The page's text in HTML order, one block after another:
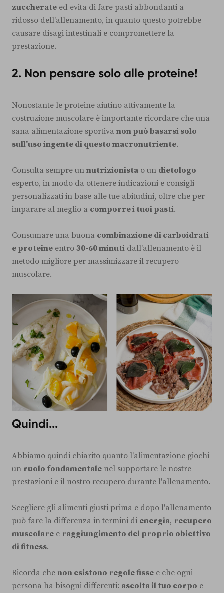
zuccherate ed evita di fare pasti abbondanti a
ridosso dell'allenamento, in quanto questo potrebbe
causare disagi intestinali e compromettere la
prestazione.
2. Non pensare solo alle proteine!
Nonostante le proteine aiutino attivamente la
costruzione muscolare è importante ricordare che una
sana alimentazione sportiva non può basarsi solo
sull'uso ingente di questo macronutriente.
Consulta sempre un nutrizionista o un dietologo
esperto, in modo da ottenere indicazioni e consigli
personalizzati in base alle tue abitudini, oltre che per
imparare al meglio a comporre i tuoi pasti.
Consumare una buona combinazione di carboidrati
e proteine entro 30-60 minuti dall'allenamento è il
metodo migliore per massimizzare il recupero
muscolare.
Quindi...
Abbiamo quindi chiarito quanto l'alimentazione giochi
un ruolo fondamentale nel supportare le nostre
prestazioni e il nostro recupero durante l'allenamento.
Scegliere gli alimenti giusti prima e dopo l'allenamento
può fare la differenza in termini di energia, recupero
muscolare e raggiungimento del proprio obiettivo
di fitness.
Ricorda che non esistono regole fisse e che ogni
persona ha bisogni differenti: ascolta il tuo corpo e